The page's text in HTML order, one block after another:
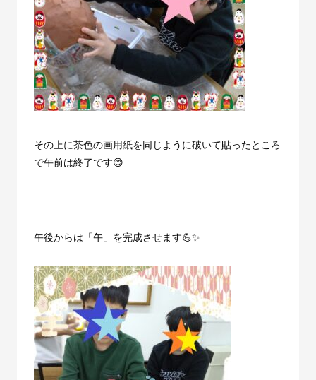
その上に茶色の画用紙を同じように破いて貼ったところ
で午前は終了です😊
午後からは「午」を完成させます💪✨